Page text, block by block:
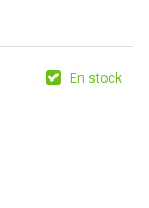
En stock